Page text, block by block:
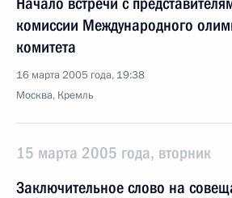
комиссии Международного
комитета
16 марта 2005 года, 19:38
Москва, Кремль
15 марта 2005 года, вторник
Заключительное слово на